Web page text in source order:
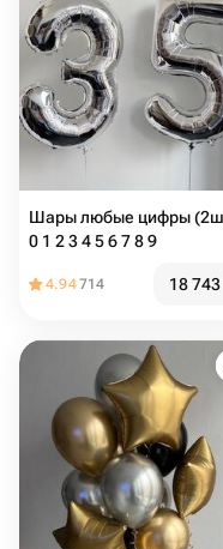
Шары любые цифры
0 1 2 3 4 5 6 7 8 9
4.94714 18 743